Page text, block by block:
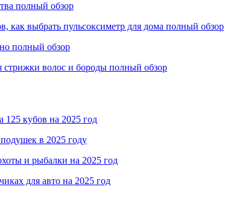
полный обзор
как выбрать пульсоксиметр для дома полный обзор
полный обзор
волос и бороды полный обзор
125 кубов на 2025 год
в 2025 году
и рыбалки на 2025 год
для авто на 2025 год